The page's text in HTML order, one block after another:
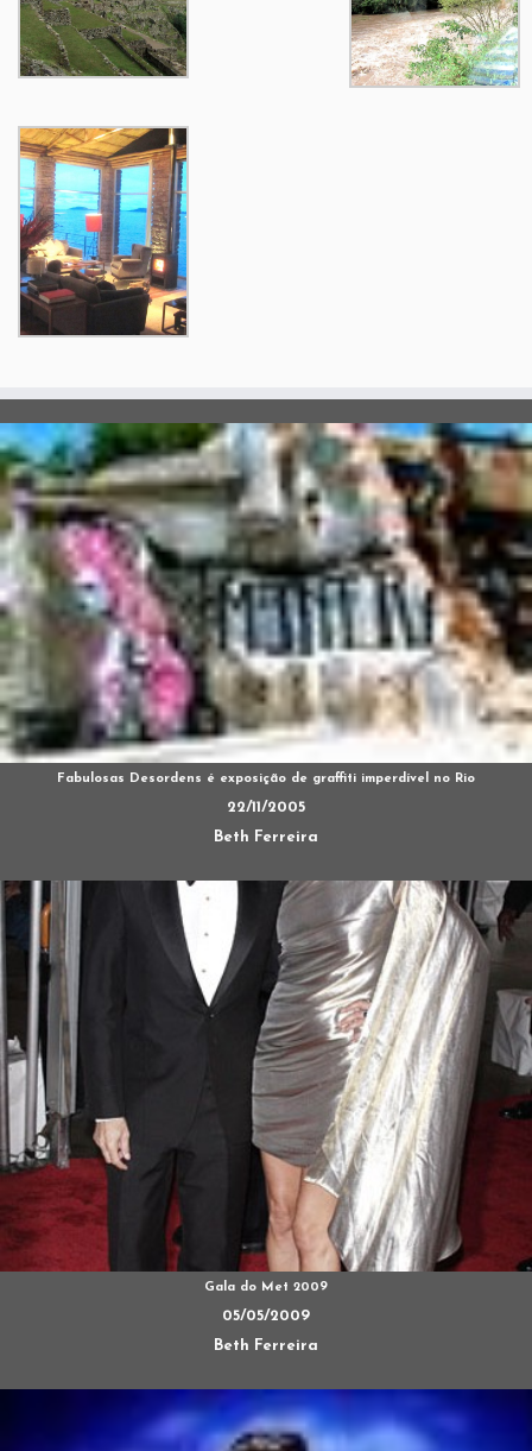
Fabulosas Desordens é exposição de graffiti imperdível no Rio
22/11/2005
Beth Ferreira
Gala do Met 2009
05/05/2009
Beth Ferreira